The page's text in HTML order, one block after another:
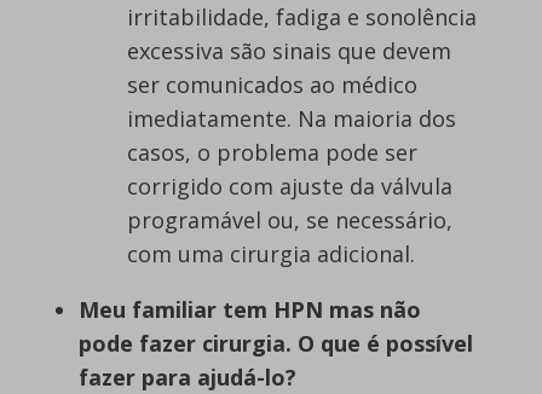
irritabilidade, fadiga e sonolência
excessiva são sinais que devem
ser comunicados ao médico
imediatamente. Na maioria dos
casos, o problema pode ser
corrigido com ajuste da válvula
programável ou, se necessário,
com uma cirurgia adicional.
Meu familiar tem HPN mas não
pode fazer cirurgia. O que é possível
fazer para ajudá-lo?